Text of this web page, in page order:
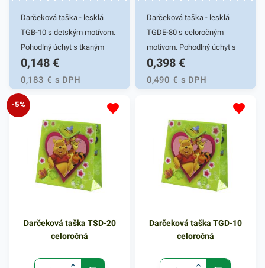
Darčeková taška - lesklá
TGB-10 s detským motívom.
Pohodlný úchyt s tkaným
uchom. Stabilitu zaručí
ploché dno s kvalitným
lepením. Gramáž papiera
128g/m2. Vhodná na malé
darčeky. Rozmer
11,3x6,4x14,3cm
0,148 €
0,183 € s DPH
Darčeková taška - lesklá
TGDE-80 s celoročným
motívom. Pohodlný úchyt s
tkaným uchom. Stabilitu
zaručí ploché dno s
kvalitným lepením. Gramáž
128g/m2. Vhodná na malé
darčeky. Rozmer 17x6x17cm
0,398 €
0,490 € s DPH
-5%
Darčeková taška TSD-20
celoročná
Darčeková taška TGD-10
celoročná